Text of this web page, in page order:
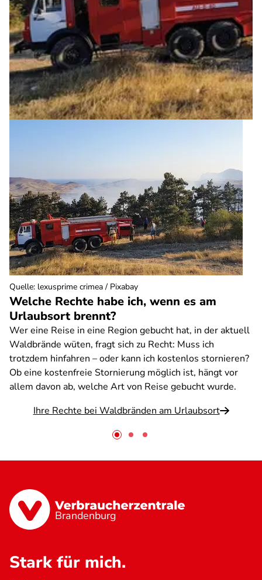
Welche Rechte habe ich, wenn es am
Urlaubsort brennt?
Wer eine Reise in eine Region gebucht hat, in der aktuell
Waldbrände wüten, fragt sich zu Recht: Muss ich
trotzdem hinfahren – oder kann ich kostenlos stornieren?
Ob eine kostenfreie Stornierung möglich ist, hängt vor
allem davon ab, welche Art von Reise gebucht wurde.
Ihre Rechte bei Waldbränden am Urlaubsort
Quelle: lexusprime crimea / Pixabay
Brandenburg
Stark für mich.